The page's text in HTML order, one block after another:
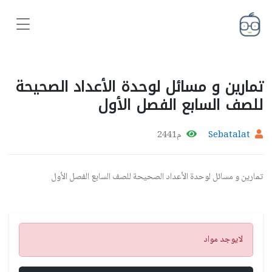
تمارين و مسائل لوحدة الأعداد الصحيحة
للصف السابع الفصل الأول
Sebatalat م2441
تمارين و مسائل لوحدة الأعداد الصحيحة للصف السابع الفصل الأول
تنبيه
لايوجد مواد